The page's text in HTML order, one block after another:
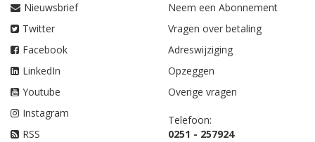
Nieuwsbrief
Twitter
Facebook
LinkedIn
Youtube
Instagram
RSS
Neem een Abonnement
Vragen over betaling
Adreswijziging
Opzeggen
Overige vragen
Telefoon:
0251 - 257924